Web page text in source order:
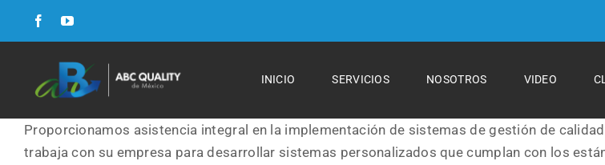
Formulario FSC
Formulario para Cursos
INICIO SERVICIOS NOSOTROS VIDEO
Proporcionamos asistencia integral en la implementación de sistemas de gestión de
trabaja con su empresa para desarrollar sistemas personalizados que cumplan con los